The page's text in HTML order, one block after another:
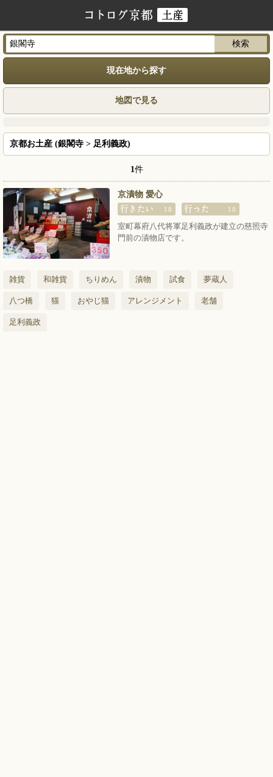
現在地から探す
地図で見る
京都お土産 (銀閣寺 > 足利義政)
1件
京漬物 愛心
18 10
室町幕府八代将軍足利義政が建立の慈照寺
門前の漬物店です。
雑貨 和雑貨 ちりめん 漬物 試食 夢蔵人
八つ橋 猫 おやじ猫 アレンジメント 老舗
足利義政